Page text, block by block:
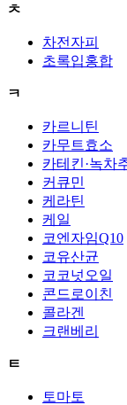
ㅊ
차전자피
초록입홍합
ㅋ
카르니틴
카무트효소
카테킨·녹차
커큐민
케라틴
케일
코엔자임Q10
코유산균
코코넛오일
콘드로이친
콜라겐
크랜베리
ㅌ
토마토